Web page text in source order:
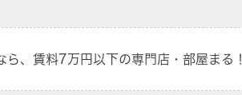
ら、賃料7万円以下の専門店・部屋まる！